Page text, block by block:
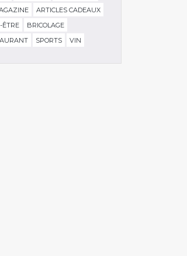
ARTICLES CADEAUX
ÊTRE
BRICOLAGE
SPORTS VIN